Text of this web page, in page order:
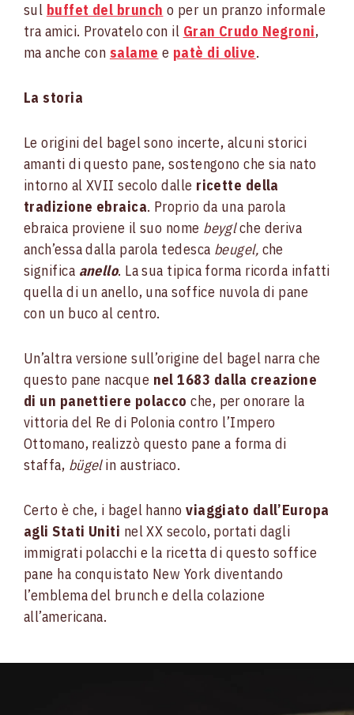
sul buffet del brunch o per un pranzo informale
tra amici. Provatelo con il Gran Crudo Negroni,
ma anche con salame e patè di olive.
La storia
Le origini del bagel sono incerte, alcuni storici
amanti di questo pane, sostengono che sia nato
intorno al XVII secolo dalle ricette della
tradizione ebraica. Proprio da una parola
ebraica proviene il suo nome beyglche deriva
anch’essa dalla parola tedesca beugel, che
significa anello. La sua tipica forma ricorda infatti
quella di un anello, una soffice nuvola di pane
con un buco al centro.
Un’altra versione sull’origine del bagel narra che
questo pane nacque nel 1683 dalla creazione
di un panettiere polacco che, per onorare la
vittoria del Re di Polonia contro l’Impero
Ottomano, realizzò questo pane a forma di
staffa, bügelin austriaco.
Certo è che, i bagel hannoviaggiato dall’Europa
agli Stati Uniti nel XX secolo, portati dagli
immigrati polacchi e la ricetta di questo soffice
pane ha conquistato New York diventando
l’emblema del brunch e della colazione
all’americana.